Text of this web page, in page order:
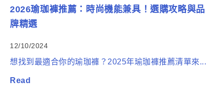
2026瑜珈褲推薦：時尚機能兼具！選購攻略與品
牌精選
12/10/2024
想找到最適合你的瑜珈褲？2025年瑜珈褲推薦清單來...
Read